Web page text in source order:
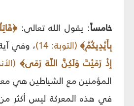
خامساً: يقول الله تعالى:
بِأَيْدِيكُمْ﴾ (التوبة: 14) ، وفي
إِذْ رَمَيْتَ وَلَكِنَّ اللّهَ رَمَى﴾
المؤمنين مع الشياطين هي
في هذه المعركة ليس أكثر